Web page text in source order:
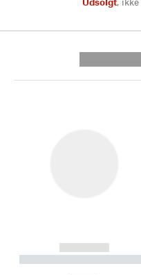
------------
----------- -----------